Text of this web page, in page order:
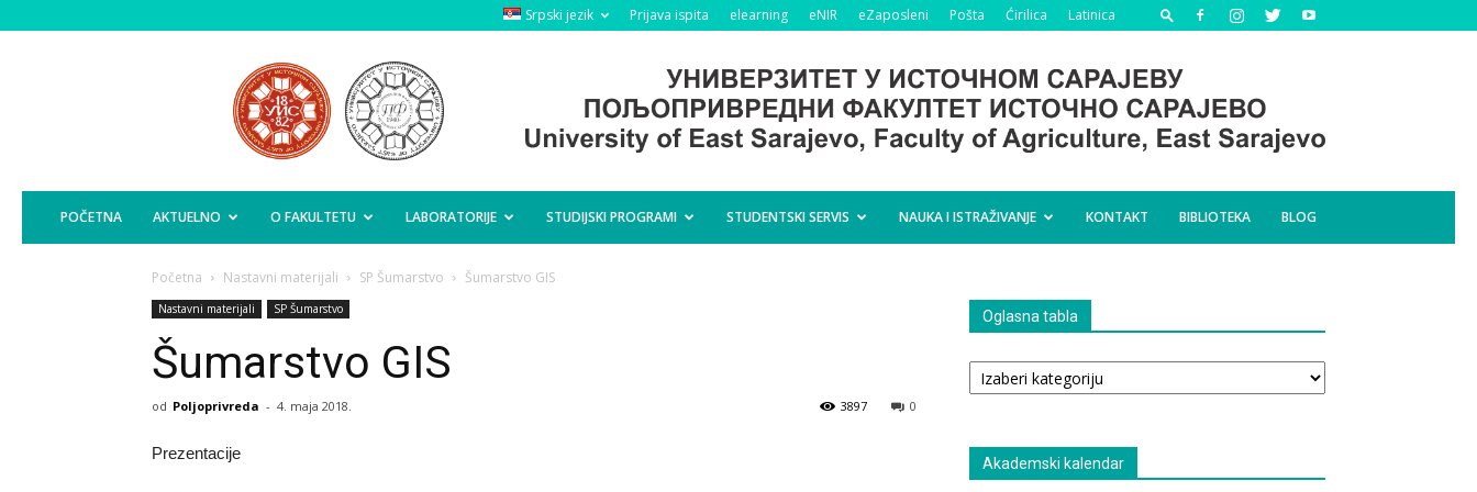
Srpski jezik Prijava ispita elearning eNIR eZaposleni Pošta Ćirilica Latinica
Poljoprivredni
Fakultet
Istočno
Sarajevo
POČETNA AKTUELNO O FAKULTETU LABORATORIJE STUDIJSKI PROGRAMI STUDENTSKI SERVIS NAUKA I ISTRAŽIVANJE KONTAKT BIBLIOTEKA BLOG
Početna Nastavni materijali SP Šumarstvo Šumarstvo GIS
Nastavni materijali SP Šumarstvo
Šumarstvo GIS
od Poljoprivreda - 4. maja 2018. 0
3897
Prezentacije
Oglasna tabla
Oglasna
tabla
Akademski kalendar